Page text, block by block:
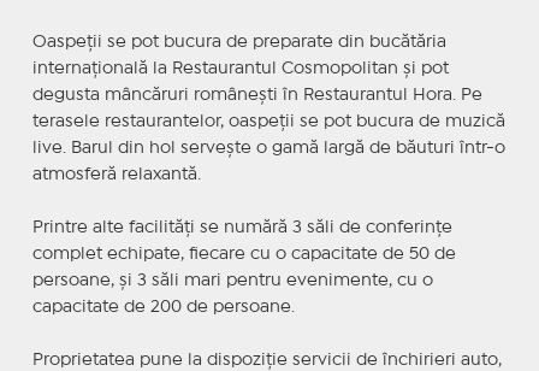
Oaspeţii se pot bucura de preparate din bucătăria
internaţională la Restaurantul Cosmopolitan şi pot
degusta mâncăruri româneşti în Restaurantul Hora. Pe
terasele restaurantelor, oaspeţii se pot bucura de muzică
live. Barul din hol serveşte o gamă largă de băuturi într-o
atmosferă relaxantă.
Printre alte facilităţi se numără 3 săli de conferinţe
complet echipate, fiecare cu o capacitate de 50 de
persoane, şi 3 săli mari pentru evenimente, cu o
capacitate de 200 de persoane.
Proprietatea pune la dispoziţie servicii de închirieri auto,